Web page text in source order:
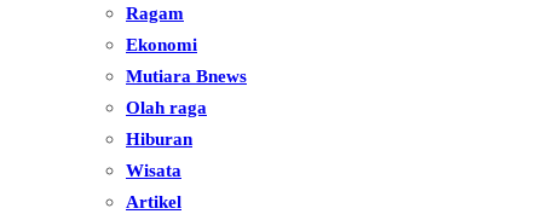
Ragam
Ekonomi
Mutiara Bnews
Olah raga
Hiburan
Wisata
Artikel